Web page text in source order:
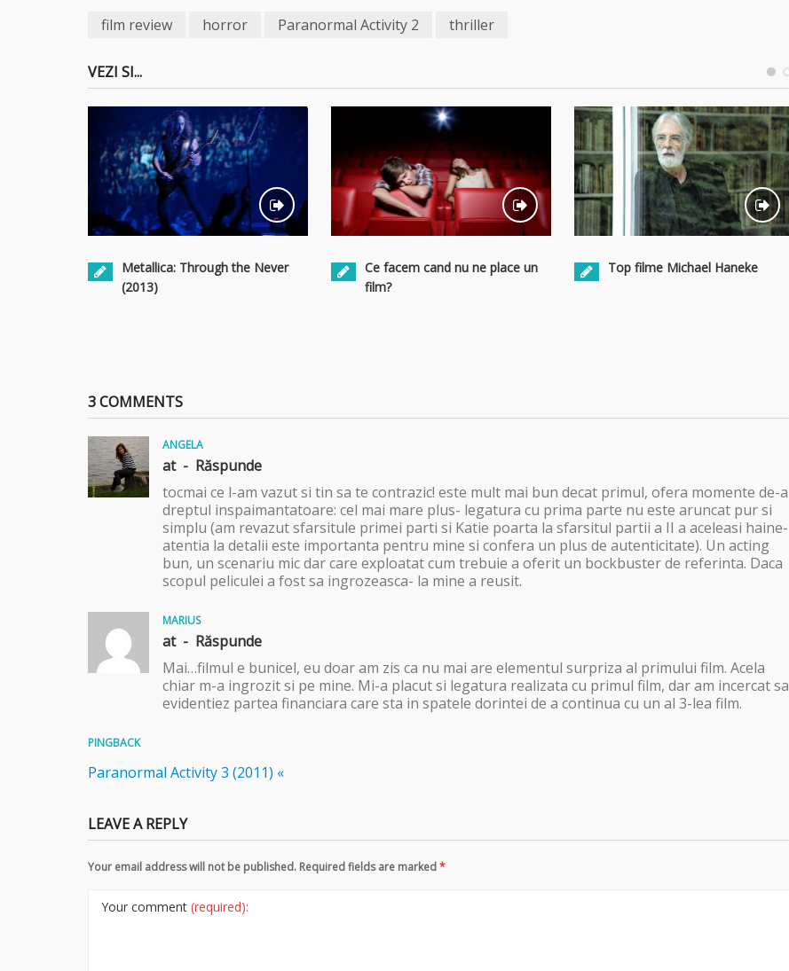
film review horror Paranormal Activity 2 thriller
VEZI SI...
Metallica: Through the Never
(2013)
Ce facem cand nu ne place un
film?
Top filme Michael Haneke
3 COMMENTS
ANGELA
at - Răspunde
tocmai ce l-am vazut si tin sa te contrazic! este mult mai bun decat primul, ofera momente de-a
dreptul inspaimantatoare: cel mai mare plus- legatura cu prima parte nu este aruncat pur si
simplu (am revazut sfarsitule primei parti si Katie poarta la sfarsitul partii a II a aceleasi haine-
atentia la detalii este importanta pentru mine si confera un plus de autenticitate). Un acting
bun, un scenariu mic dar care exploatat cum trebuie a oferit un bockbuster de referinta. Daca
scopul peliculei a fost sa ingrozeasca- la mine a reusit.
MARIUS
at - Răspunde
Mai…filmul e bunicel, eu doar am zis ca nu mai are elementul surpriza al primului film. Acela
chiar m-a ingrozit si pe mine. Mi-a placut si legatura realizata cu primul film, dar am incercat sa
evidentiez partea financiara care sta in spatele dorintei de a continua cu un al 3-lea film.
PINGBACK
Paranormal Activity 3 (2011) «
LEAVE A REPLY
Your email address will not be published. Required fields are marked*
Your comment (required):